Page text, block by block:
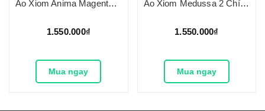
Áo Xiom Anima Magenta Chính Hãng
1.550.000₫
Mua ngay
Áo Xiom Medussa 2 Chính Hãng
1.550.000₫
Mua ngay